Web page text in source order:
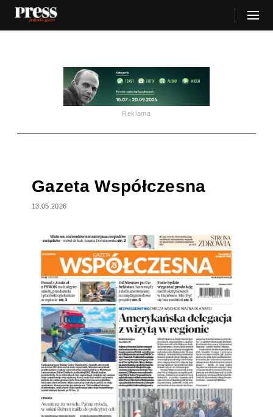
Reklama
Gazeta Współczesna
13.05.2026